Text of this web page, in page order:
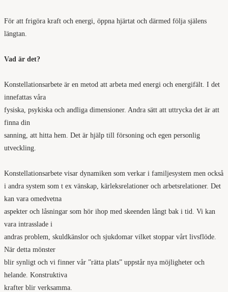
För att frigöra kraft och energi, öppna hjärtat och därmed följa själens
längtan.
Vad är det?
Konstellationsarbete är en metod att arbeta med energi och energifält. I det
innefattas våra
fysiska, psykiska och andliga dimensioner. Andra sätt att uttrycka det är att
finna din
sanning, att hitta hem. Det är hjälp till försoning och egen personlig
utveckling.
Konstellationsarbete visar dynamiken som verkar i familjesystem men också
i andra system som t ex vänskap, kärleksrelationer och arbetsrelationer. Det
kan vara omedvetna
aspekter och låsningar som hör ihop med skeenden långt bak i tid. Vi kan
vara intrasslade i
andras problem, skuldkänslor och sjukdomar vilket stoppar vårt livsflöde.
När detta mönster
blir synligt och vi finner vår ”rätta plats” uppstår nya möjligheter och
helande. Konstruktiva
krafter blir verksamma.